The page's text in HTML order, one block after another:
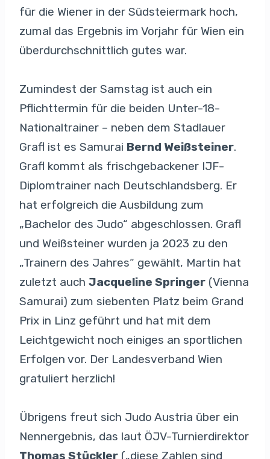
für die Wiener in der Südsteiermark hoch,
zumal das Ergebnis im Vorjahr für Wien ein
überdurchschnittlich gutes war.
Zumindest der Samstag ist auch ein
Pflichttermin für die beiden Unter-18-
Nationaltrainer – neben dem Stadlauer
Grafl ist es Samurai Bernd Weißsteiner.
Grafl kommt als frischgebackener IJF-
Diplomtrainer nach Deutschlandsberg. Er
hat erfolgreich die Ausbildung zum
„Bachelor des Judo“ abgeschlossen. Grafl
und Weißsteiner wurden ja 2023 zu den
„Trainern des Jahres“ gewählt, Martin hat
zuletzt auch Jacqueline Springer (Vienna
Samurai) zum siebenten Platz beim Grand
Prix in Linz geführt und hat mit dem
Leichtgewicht noch einiges an sportlichen
Erfolgen vor. Der Landesverband Wien
gratuliert herzlich!
Übrigens freut sich Judo Austria über ein
Nennergebnis, das laut ÖJV-Turnierdirektor
Thomas Stückler („diese Zahlen sind